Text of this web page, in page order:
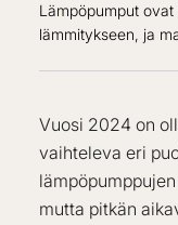
Lämpöpumput
lämmitykseen, ja
Vuosi 2024 on
vaihteleva eri
mutta pitkän